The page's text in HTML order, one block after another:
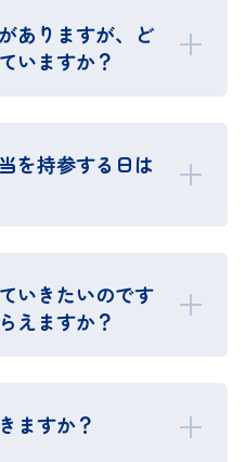
ありますが、ど
いますか？
を持参する日は
いきたいのです
えますか？
ますか？